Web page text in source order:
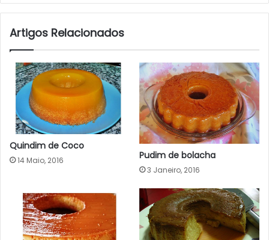
Artigos Relacionados
Quindim de Coco
14 Maio, 2016 Pudim de bolacha
3 Janeiro, 2016